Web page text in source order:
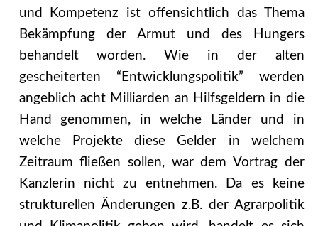
und Kompetenz ist offensichtlich das Thema
Bekämpfung der Armut und des Hungers
behandelt worden. Wie in der alten
gescheiterten “Entwicklungspolitik” werden
angeblich acht Milliarden an Hilfsgeldern in die
Hand genommen, in welche Länder und in
welche Projekte diese Gelder in welchem
Zeitraum fließen sollen, war dem Vortrag der
Kanzlerin nicht zu entnehmen. Da es keine
strukturellen Änderungen z.B. der Agrarpolitik